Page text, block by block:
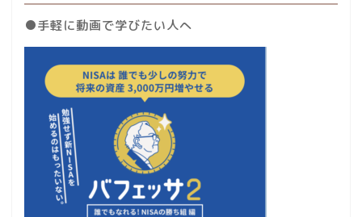
●手軽に動画で学びたい人へ